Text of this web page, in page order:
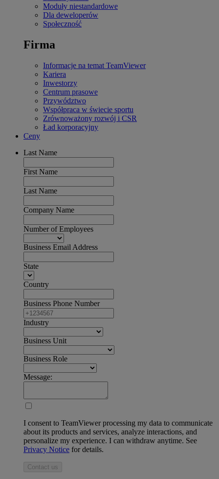
Moduły niestandardowe
Dla deweloperów
Społeczność
Firma
Informacje na temat TeamViewer
Kariera
Inwestorzy
Centrum prasowe
Przywództwo
Współpraca w świecie sportu
Zrównoważony rozwój i CSR
Ład korporacyjny
Ceny
Last Name
First Name
Last Name
Company Name
Number of Employees
Business Email Address
State
Country
Business Phone Number
Industry
Business Unit
Business Role
Message:
I consent to TeamViewer processing my data to communicate
about its products and services, analyze interactions, and
personalize my experience. I can withdraw anytime. See
Privacy Notice for details.
Contact us